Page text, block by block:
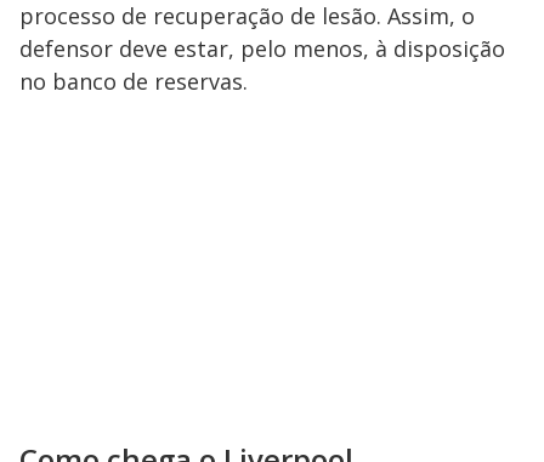
processo de recuperação de lesão. Assim, o
defensor deve estar, pelo menos, à disposição
no banco de reservas.